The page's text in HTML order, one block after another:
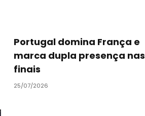
Portugal domina França e
marca dupla presença nas
finais
25/07/2026